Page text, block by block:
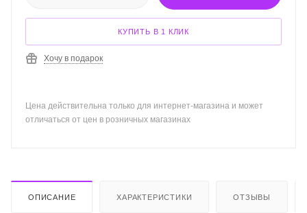
КУПИТЬ В 1 КЛИК
Хочу в подарок
Цена действительна только для интернет-магазина и может
отличаться от цен в розничных магазинах
ОПИСАНИЕ ХАРАКТЕРИСТИКИ ОТЗЫВЫ